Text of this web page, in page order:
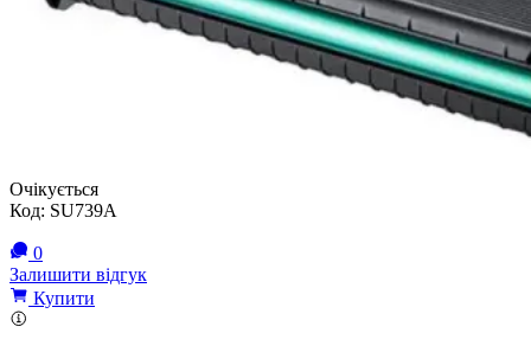
Очікується
Код: SU739A
0
Залишити відгук
Купити